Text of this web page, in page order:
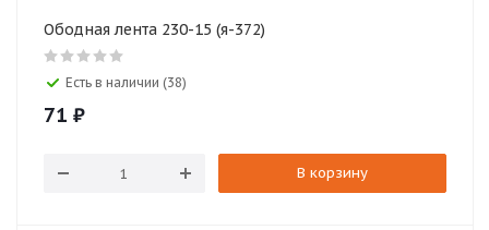
Ободная лента 230-15 (я-372)
Есть в наличии (38)
71 ₽
В корзину